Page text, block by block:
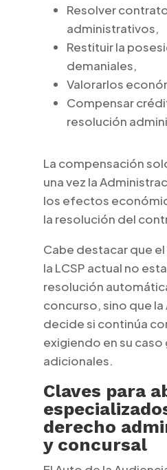
Resolver
administrativos,
Restituir la
demaniales,
Valorarlos
Compensar
resolución
La compensación
una vez la
los efectos
la resolución del
Cabe destacar que
la LCSP actual no
resolución
concurso, sino que
decide si continúa
exigiendo en su caso
adicionales.
Claves para
derecho
y concursal